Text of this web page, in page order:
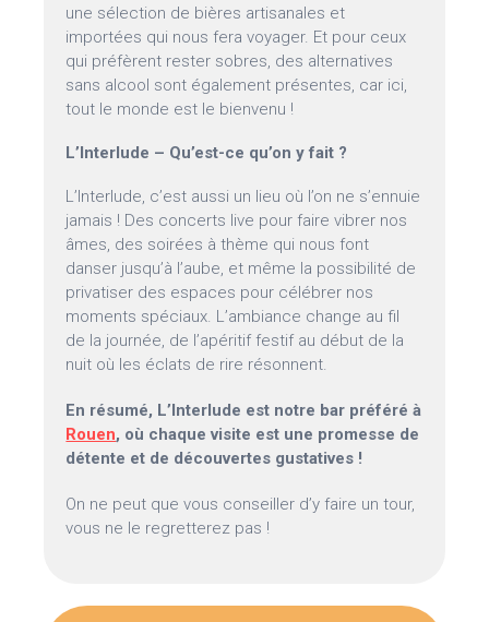
une sélection de bières artisanales et
importées qui nous fera voyager. Et pour ceux
qui préfèrent rester sobres, des alternatives
sans alcool sont également présentes, car ici,
tout le monde est le bienvenu !
L’Interlude – Qu’est-ce qu’on y fait ?
L’Interlude, c’est aussi un lieu où l’on ne s’ennuie
jamais ! Des concerts live pour faire vibrer nos
âmes, des soirées à thème qui nous font
danser jusqu’à l’aube, et même la possibilité de
privatiser des espaces pour célébrer nos
moments spéciaux. L’ambiance change au fil
de la journée, de l’apéritif festif au début de la
nuit où les éclats de rire résonnent.
En résumé, L’Interlude est notre bar préféré à
Rouen, où chaque visite est une promesse de
détente et de découvertes gustatives !
On ne peut que vous conseiller d’y faire un tour,
vous ne le regretterez pas !